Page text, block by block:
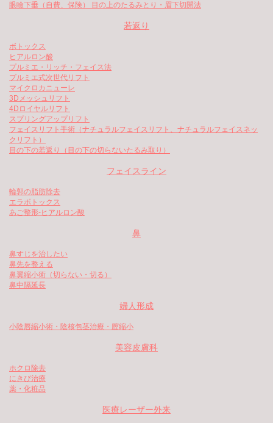
眼瞼下垂（自費、保険） 目の上のたるみとり・眉下切開法
若返り
ボトックス
ヒアルロン酸
プルミエ・リッチ・フェイス法
プルミエ式次世代リフト
マイクロカニューレ
3Dメッシュリフト
4Dロイヤルリフト
スプリングアップリフト
フェイスリフト手術（ナチュラルフェイスリフト、ナチュラルフェイスネッ
クリフト）
目の下の若返り（目の下の切らないたるみ取り）
フェイスライン
輪郭の脂肪除去
エラボトックス
あご整形-ヒアルロン酸
鼻
鼻すじを治したい
鼻先を整える
鼻翼縮小術（切らない・切る）
鼻中隔延長
婦人形成
小陰唇縮小術・陰核包茎治療・膣縮小
美容皮膚科
ホクロ除去
にきび治療
薬・化粧品
医療レーザー外来